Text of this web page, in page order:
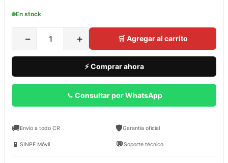
En stock
− + 🛒 Agregar al carrito
⚡ Comprar ahora
Consultar por WhatsApp
🚚Envío a todo CR 🛡️Garantía oficial
📱 SINPE Móvil 💬Soporte técnico